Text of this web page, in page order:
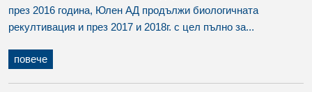
през 2016 година, Юлен АД продължи биологичната
рекултивация и през 2017 и 2018г. с цел пълно за...
повече